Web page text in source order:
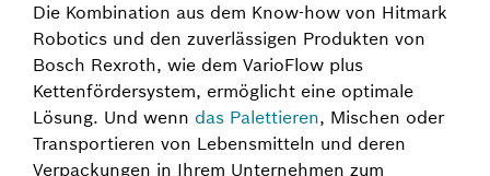
Die Kombination aus dem Know-how von Hitmark
Robotics und den zuverlässigen Produkten von
Bosch Rexroth, wie dem VarioFlow plus
Kettenfördersystem, ermöglicht eine optimale
Lösung. Und wenn das Palettieren, Mischen oder
Transportieren von Lebensmitteln und deren
Verpackungen in Ihrem Unternehmen zum